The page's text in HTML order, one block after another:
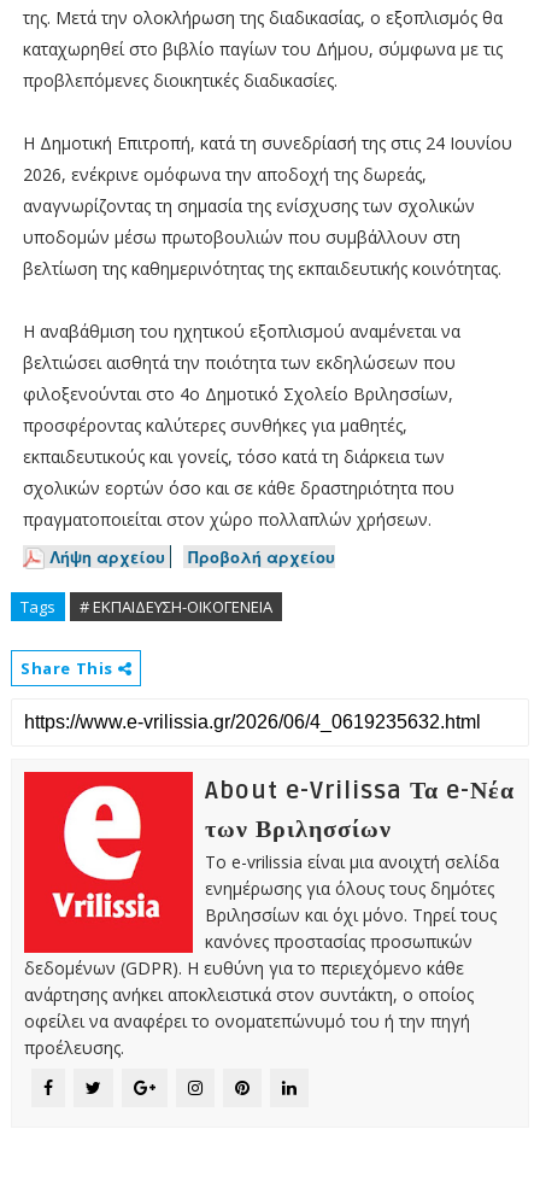
της. Μετά την ολοκλήρωση της διαδικασίας, ο εξοπλισμός θα
καταχωρηθεί στο βιβλίο παγίων του Δήμου, σύμφωνα με τις
προβλεπόμενες διοικητικές διαδικασίες.
Η Δημοτική Επιτροπή, κατά τη συνεδρίασή της στις 24 Ιουνίου
2026, ενέκρινε ομόφωνα την αποδοχή της δωρεάς,
αναγνωρίζοντας τη σημασία της ενίσχυσης των σχολικών
υποδομών μέσω πρωτοβουλιών που συμβάλλουν στη
βελτίωση της καθημερινότητας της εκπαιδευτικής κοινότητας.
Η αναβάθμιση του ηχητικού εξοπλισμού αναμένεται να
βελτιώσει αισθητά την ποιότητα των εκδηλώσεων που
φιλοξενούνται στο 4ο Δημοτικό Σχολείο Βριλησσίων,
προσφέροντας καλύτερες συνθήκες για μαθητές,
εκπαιδευτικούς και γονείς, τόσο κατά τη διάρκεια των
σχολικών εορτών όσο και σε κάθε δραστηριότητα που
πραγματοποιείται στον χώρο πολλαπλών χρήσεων.
Λήψη αρχείου
Προβολή αρχείου
Tags # ΕΚΠΑΙΔΕΥΣΗ-ΟΙΚΟΓΕΝΕΙΑ
Share This
About e-Vrilissa Τα e-Νέα
των Βριλησσίων
Το e-vrilissia είναι μια ανοιχτή σελίδα
ενημέρωσης για όλους τους δημότες
Βριλησσίων και όχι μόνο. Τηρεί τους
κανόνες προστασίας προσωπικών
δεδομένων (GDPR). Η ευθύνη για το περιεχόμενο κάθε
ανάρτησης ανήκει αποκλειστικά στον συντάκτη, ο οποίος
οφείλει να αναφέρει το ονοματεπώνυμό του ή την πηγή
προέλευσης.